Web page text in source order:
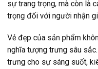
sự trang trọng, mà còn là
trọng đối với người nhận
Vẻ đẹp của sản phẩm
nghĩa tượng trưng sâu
trưng cho sự sáng suốt,